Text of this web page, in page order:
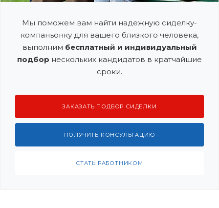
Мы поможем вам найти надежную сиделку-
компаньонку для вашего близкого человека,
выполним бесплатный и индивидуальный
подбор нескольких кандидатов в кратчайшие
сроки.
ЗАКАЗАТЬ ПОДБОР СИДЕЛКИ
ПОЛУЧИТЬ КОНСУЛЬТАЦИЮ
СТАТЬ РАБОТНИКОМ